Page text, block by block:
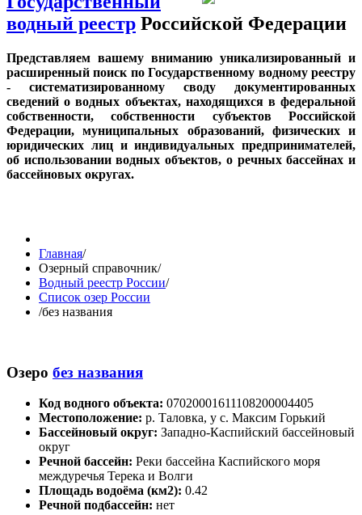
водный реестр Российской Федерации
Представляем вашему вниманию уникализированный и
расширенный поиск по Государственному водному реестру
- систематизированному своду документированных
сведений о водных объектах, находящихся в федеральной
собственности, собственности субъектов Российской
Федерации, муниципальных образований, физических и
юридических лиц и индивидуальных предпринимателей,
об использовании водных объектов, о речных бассейнах и
бассейновых округах.
Главная/
Озерный справочник/
Водный реестр России/
Список озер России
/без названия
Озеро без названия
Код водного объекта: 07020001611108200004405
Местоположение: р. Таловка, у с. Максим Горький
Бассейновый округ: Западно-Каспийский бассейновый
округ
Речной бассейн: Реки бассейна Каспийского моря
междуречья Терека и Волги
Площадь водоёма (км2): 0.42
Речной подбассейн: нет